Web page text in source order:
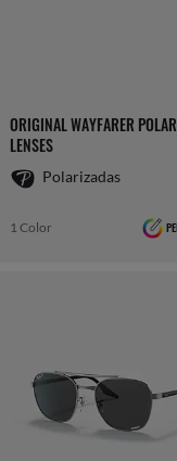
ORIGINAL WAYFARER
LENSES
Polarizadas
1 Color